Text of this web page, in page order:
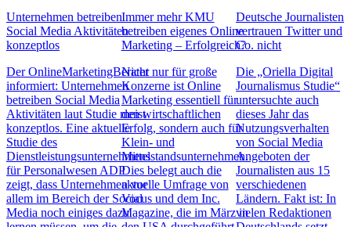
Unternehmen betreiben
Social Media Aktivitäten
konzeptlos
Der OnlineMarketingBerater
informiert: Unternehmen
betreiben Social Media
Aktivitäten laut Studie meist
konzeptlos. Eine aktuelle
Studie des
Dienstleistungsunternehmens
für Personalwesen ADP
zeigt, dass Unternehmen vor
allem im Bereich der Social
Media noch einiges dazu
Immer mehr KMU
betreiben eigenes Online
Marketing – Erfolgreich?
Nicht nur für große
Konzerne ist Online
Marketing essentiell für
den wirtschaftlichen
Erfolg, sondern auch für
Klein- und
Mittelstandsunternehmen.
Dies belegt auch die
aktuelle Umfrage von
Vocus und dem Inc.
Magazine, die im März in
Deutsche Journalisten
vertrauen Twitter und
Co. nicht
Die „Oriella Digital
Journalismus Studie“
untersuchte auch
dieses Jahr das
Nutzungsverhalten
von Social Media
Angeboten der
Journalisten aus 15
verschiedenen
Ländern. Fakt ist: In
vielen Redaktionen